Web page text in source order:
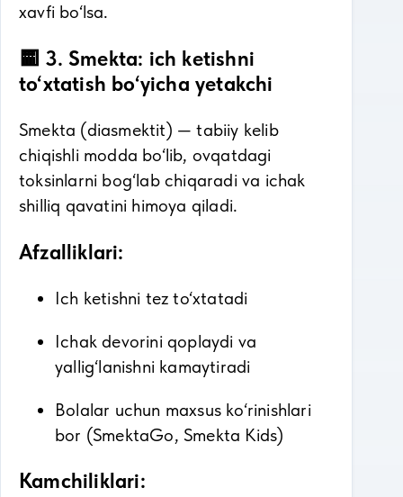
xavfi bo‘lsa.
🟨 3. Smekta: ich ketishni
to‘xtatish bo‘yicha yetakchi
Smekta (diasmektit) — tabiiy kelib
chiqishli modda bo‘lib, ovqatdagi
toksinlarni bog‘lab chiqaradi va ichak
shilliq qavatini himoya qiladi.
Afzalliklari:
Ich ketishni tez to‘xtatadi
Ichak devorini qoplaydi va
yallig‘lanishni kamaytiradi
Bolalar uchun maxsus ko‘rinishlari
bor (SmektaGo, Smekta Kids)
Kamchiliklari: